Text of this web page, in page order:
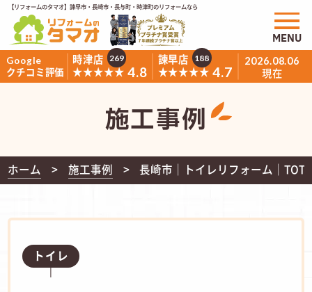
【リフォームのタマオ】諫早市・長崎市・長与町・時津町のリフォームなら
Google
クチコミ評価
時津店
★★★★★ 4.8
269
諫早店
★★★★★ 4.7
188 2026.08.06
現在
MENU
施工事例
ホーム 施工事例 長崎市｜トイレリフォーム｜
トイレ